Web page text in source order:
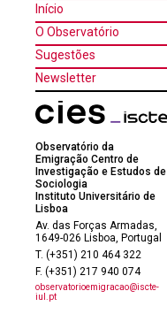
Início
O Observatório
Sugestões
Newsletter
Observatório da
Emigração Centro de
Investigação e Estudos de
Sociologia
Instituto Universitário de
Lisboa
Av. das Forças Armadas,
1649-026 Lisboa, Portugal
T. (+351) 210 464 322
F. (+351) 217 940 074
observatorioemigracao@iscte-
iul.pt